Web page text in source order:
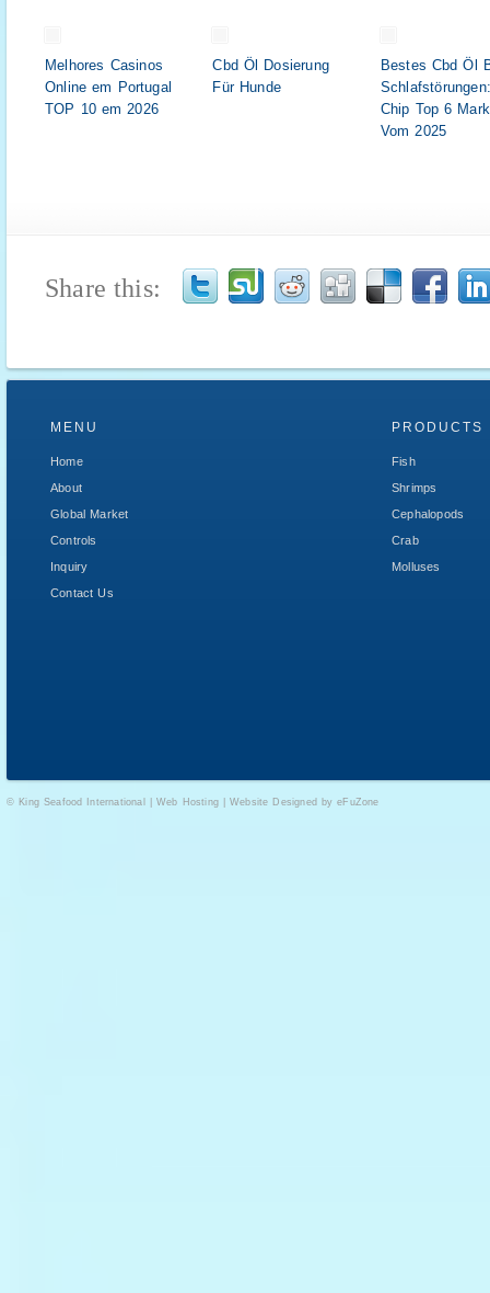
Melhores Casinos
Online em Portugal
TOP 10 em 2026
Cbd Öl Dosierung
Für Hunde
Bestes Cbd Öl
Schlafstörungen:
Chip Top 6
Vom 2025
Share this:
MENU
Home
About
Global Market
Controls
Inquiry
Contact Us
PRODUCTS
Fish
Shrimps
Cephalopods
Crab
Molluses
© King Seafood International Web Hosting|Website Designed by eFuZone